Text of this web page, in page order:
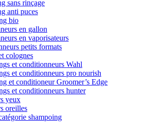
sans rinçage
anti puces
bio
en gallon
en vaporisateurs
petits formats
colognes
et conditionneurs Wahl
et conditionneurs pro nourish
et conditioneur Groomer’s Edge
et conditionneurs hunter
yeux
oreilles
shampoing